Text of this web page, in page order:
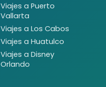
Viajes a Puerto
Vallarta
Viajes a Los Cabos
Viajes a Huatulco
Viajes a Disney
Orlando